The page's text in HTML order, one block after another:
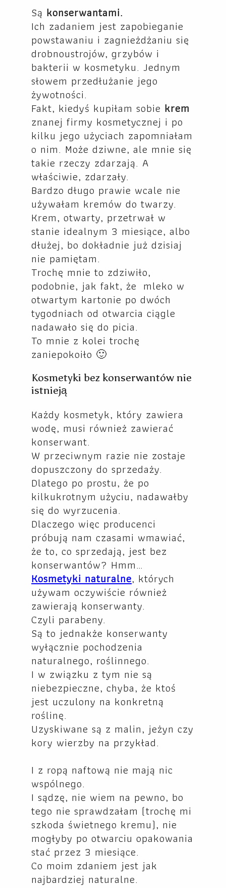
Są konserwantami.
Ich zadaniem jest zapobieganie
powstawaniu i zagnieżdżaniu się
drobnoustrojów, grzybów i
bakterii w kosmetyku. Jednym
słowem przedłużanie jego
żywotności.
Fakt, kiedyś kupiłam sobie krem
znanej firmy kosmetycznej i po
kilku jego użyciach zapomniałam
o nim. Może dziwne, ale mnie się
takie rzeczy zdarzają. A
właściwie, zdarzały.
Bardzo długo prawie wcale nie
używałam kremów do twarzy.
Krem, otwarty, przetrwał w
stanie idealnym 3 miesiące, albo
dłużej, bo dokładnie już dzisiaj
nie pamiętam.
Trochę mnie to zdziwiło,
podobnie, jak fakt, że mleko w
otwartym kartonie po dwóch
tygodniach od otwarcia ciągle
nadawało się do picia.
To mnie z kolei trochę
zaniepokoiło 🙂
Kosmetyki bez konserwantów nie
istnieją
Każdy kosmetyk, który zawiera
wodę, musi również zawierać
konserwant.
W przeciwnym razie nie zostaje
dopuszczony do sprzedaży.
Dlatego po prostu, że po
kilkukrotnym użyciu, nadawałby
się do wyrzucenia.
Dlaczego więc producenci
próbują nam czasami wmawiać,
że to, co sprzedają, jest bez
konserwantów? Hmm…
Kosmetyki naturalne, których
używam oczywiście również
zawierają konserwanty.
Czyli parabeny.
Są to jednakże konserwanty
wyłącznie pochodzenia
naturalnego, roślinnego.
I w związku z tym nie są
niebezpieczne, chyba, że ktoś
jest uczulony na konkretną
roślinę.
Uzyskiwane są z malin, jeżyn czy
kory wierzby na przykład.
I z ropą naftową nie mają nic
wspólnego.
I sądzę, nie wiem na pewno, bo
tego nie sprawdzałam (trochę mi
szkoda świetnego kremu), nie
mogłyby po otwarciu opakowania
stać przez 3 miesiące.
Co moim zdaniem jest jak
najbardziej naturalne.